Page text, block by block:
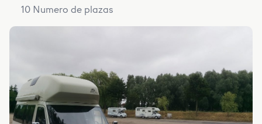
10 Numero de plazas